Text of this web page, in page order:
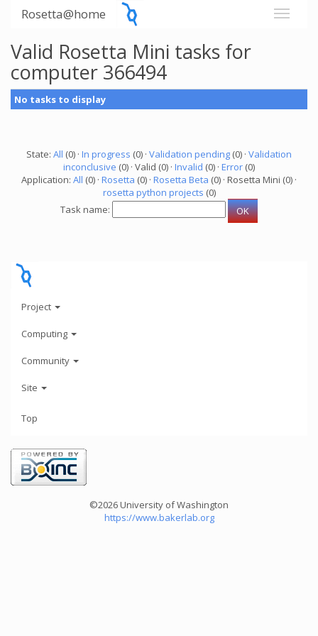
Rosetta@home
Valid Rosetta Mini tasks for
computer 366494
No tasks to display
State: All (0) · In progress (0) · Validation pending (0) · Validation
inconclusive (0) · Valid (0) · Invalid (0) · Error (0)
Application: All (0) · Rosetta (0) · Rosetta Beta (0) · Rosetta Mini (0) ·
rosetta python projects (0)
Task name:
Project
Computing
Community
Site
Top
©2026 University of Washington
https://www.bakerlab.org